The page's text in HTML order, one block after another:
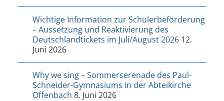
Wichtige Information zur Schülerbeförderung
– Aussetzung und Reaktivierung des
Deutschlandtickets im Juli/August 2026 12.
Juni 2026
Why we sing – Sommerserenade des Paul-
Schneider-Gymnasiums in der Abteikirche
Offenbach 8. Juni 2026